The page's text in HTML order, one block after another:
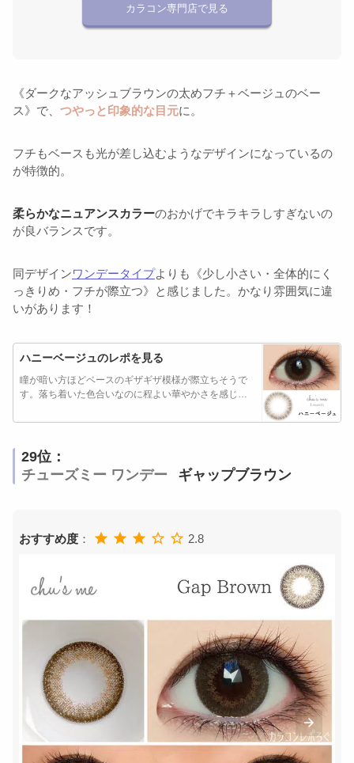
カラコン専門店で見る
《ダークなアッシュブラウンの太めフチ＋ベージュのベー
ス》で、 つやっと印象的な目元に。
フチもベースも光が差し込むようなデザインになっているの
が特徴的。
柔らかなニュアンスカラーのおかげでキラキラしすぎないの
が良バランスです。
同デザインワンデータイプよりも《少し小さい・全体的にく
っきりめ・フチが際立つ》と感じました。かなり雰囲気に違
いがあります！
ハニーベージュのレポを見る
瞳が暗い方ほどベースのギザギザ模様が際立ちそうで
す。落ち着いた色合いなのに程よい華やかさを感じま
29位：
チューズミー ワンデー
ギャップブラウン
おすすめ度 ： 2.8